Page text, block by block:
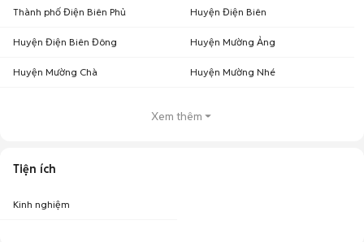
Thành phố Điện Biên Phủ Huyện Điện Biên
Huyện Điện Biên Đông Huyện Mường Ảng
Huyện Mường Chà Huyện Mường Nhé
Xem thêm
Tiện ích
Kinh nghiệm